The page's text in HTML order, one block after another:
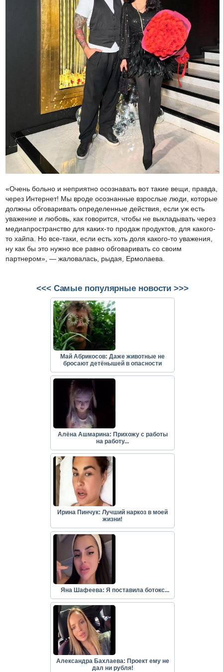
«Очень больно и неприятно осознавать вот такие вещи, правда,
через Интернет! Мы вроде осознанные взрослые люди, которые
должны обговаривать определенные действия, если уж есть
уважение и любовь, как говорится, чтобы не выкладывать через
медиапространство для каких-то продаж продуктов, для какого-
то хайпа. Но все-таки, если есть хоть доля какого-то уважения,
ну как бы это нужно все равно обговаривать со своим
партнером», — жаловалась, рыдая, Ермолаева.
<<< Самые популярные новости >>>
Май Абрикосов: Даже животные не
бросают детёнышей в опасности
Алёна Ашмарина: Прихожу с работы
на работу...
Ирина Пинчук: Лучший наркоз в моей
жизни!
Яна Шафеева: Я поставила ботокс...
Александра Бахлаева: Проект ему не
дал ни рубля!